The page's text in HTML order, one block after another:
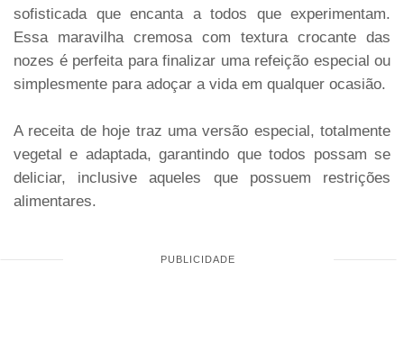
sofisticada que encanta a todos que experimentam.
Essa maravilha cremosa com textura crocante das
nozes é perfeita para finalizar uma refeição especial ou
simplesmente para adoçar a vida em qualquer ocasião.
A receita de hoje traz uma versão especial, totalmente
vegetal e adaptada, garantindo que todos possam se
deliciar, inclusive aqueles que possuem restrições
alimentares.